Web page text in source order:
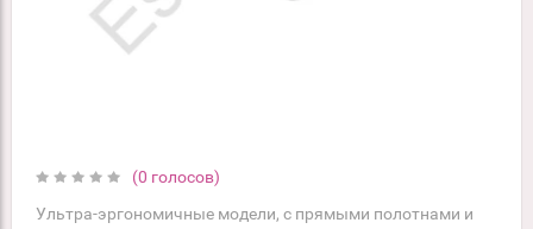
(0 голосов)
Ультра-эргономичные модели, с прямыми полотнами и